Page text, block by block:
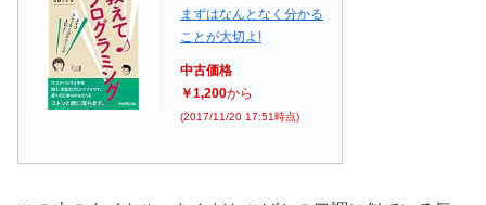
まずはなんとなく分かる
ことが大切よ!
中古価格
￥1,200から
(2017/11/20 17:51時点)